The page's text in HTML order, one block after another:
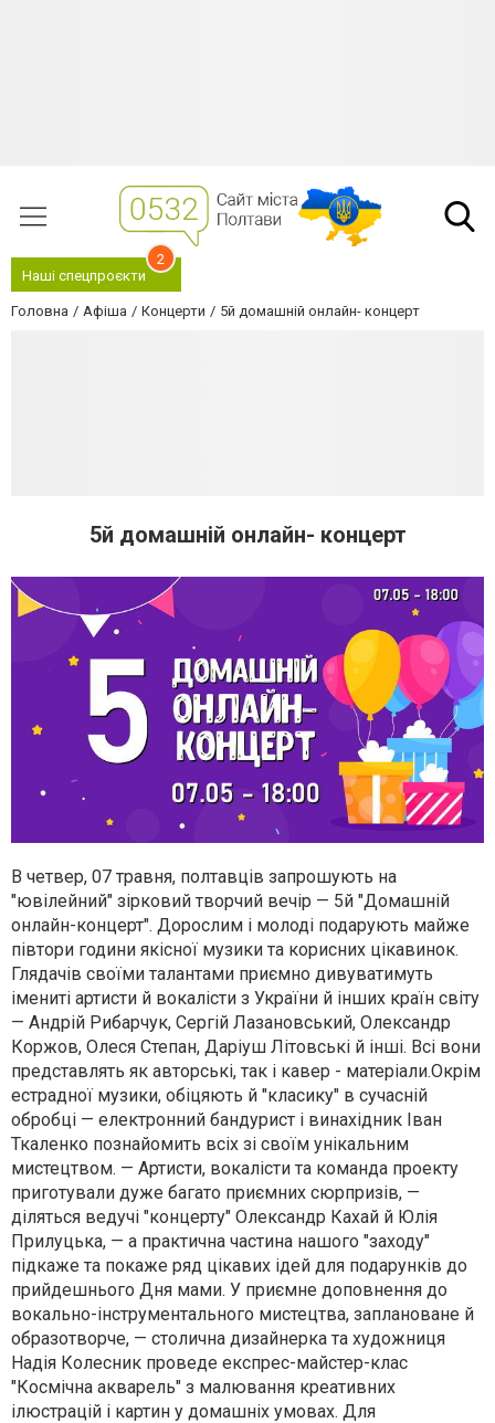
Наші спецпроєкти
2
Головна Афіша Концерти 5й домашній онлайн- концерт
5й домашній онлайн- концерт
В четвер, 07 травня, полтавців запрошують на
"ювілейний" зірковий творчий вечір — 5й "Домашній
онлайн-концерт". Дорослим і молоді подарують майже
півтори години якісної музики та корисних цікавинок.
Глядачів своїми талантами приємно дивуватимуть
імениті артисти й вокалісти з України й інших країн світу
— Андрій Рибарчук, Сергій Лазановський, Олександр
Коржов, Олеся Степан, Даріуш Літовські й інші. Всі вони
представлять як авторські, так і кавер - матеріали.Окрім
естрадної музики, обіцяють й "класику" в сучасній
обробці — електронний бандурист і винахідник Іван
Ткаленко познайомить всіх зі своїм унікальним
мистецтвом. — Артисти, вокалісти та команда проекту
приготували дуже багато приємних сюрпризів, —
діляться ведучі "концерту" Олександр Кахай й Юлія
Прилуцька, — а практична частина нашого "заходу"
підкаже та покаже ряд цікавих ідей для подарунків до
прийдешнього Дня мами. У приємне доповнення до
вокально-інструментального мистецтва, заплановане й
образотворче, — столична дизайнерка та художниця
Надія Колесник проведе експрес-майстер-клас
"Космічна акварель" з малювання креативних
ілюстрацій і картин у домашніх умовах. Для